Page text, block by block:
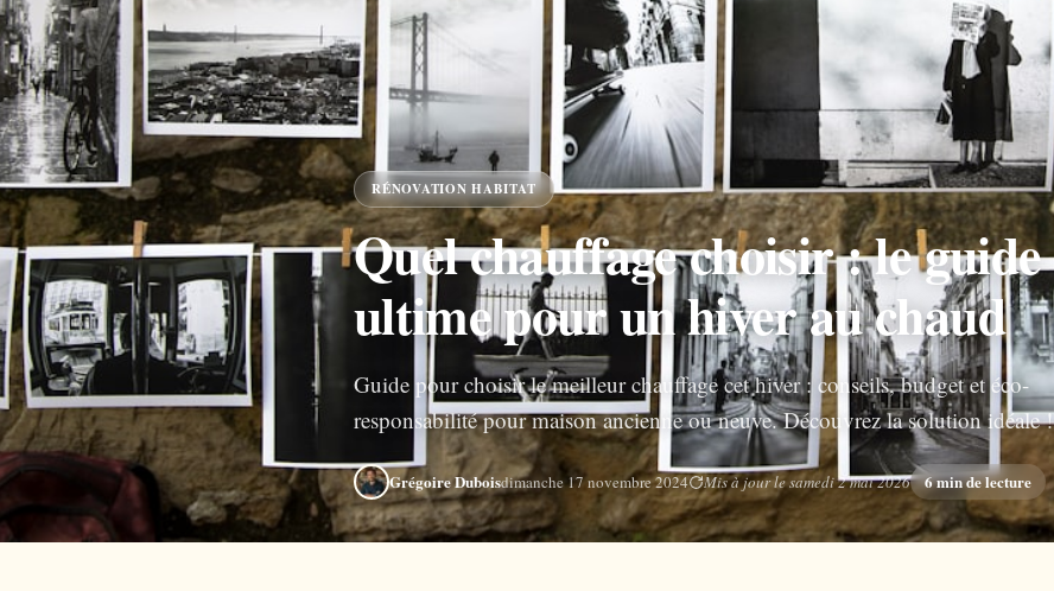
RÉNOVATION HABITAT
Quel chauffage choisir : le guide
ultime pour un hiver au chaud
Guide pour choisir le meilleur chauffage cet hiver : conseils, budget et éco-
responsabilité pour maison ancienne ou neuve. Découvrez la solution idéale !
Grégoire Duboisdimanche 17 novembre 2024 Mis à jour le samedi 2 mai 2026 6 min de lecture